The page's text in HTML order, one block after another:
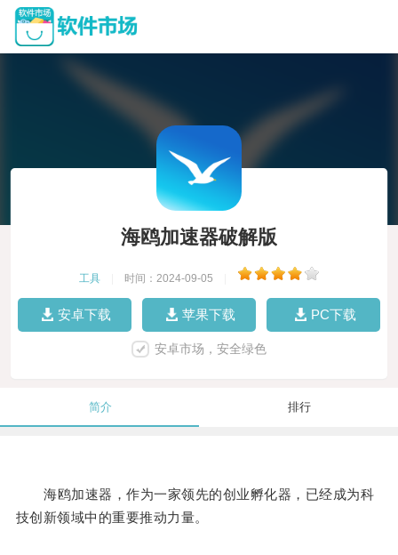
海鸥加速器破解版
工具 时间：2024-09-05
安卓下载 苹果下载 PC下载
安卓市场，安全绿色
简介 排行
海鸥加速器，作为一家领先的创业孵化器，已经成为科
技创新领域中的重要推动力量。